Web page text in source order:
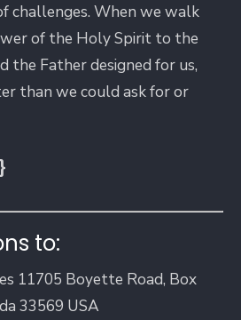
challenges. When we walk
of the Holy Spirit to the
the Father designed for us,
than we could ask for or
to:
11705 Boyette Road, Box
33569 USA